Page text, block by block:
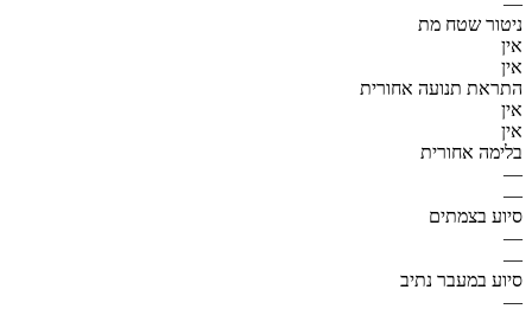
ניטור שטח מת
אין
אין
התראת תנועה אחורית
אין
אין
בלימה אחורית
—
—
סיוע בצמתים
—
—
סיוע במעבר נתיב
—